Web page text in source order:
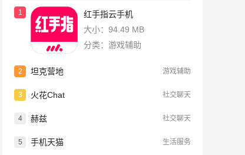
1
红手指云手机
大小：94.49 MB
分类：游戏辅助
2 坦克营地 游戏辅助
3 火花Chat 社交聊天
4 赫兹 社交聊天
5 手机天猫 生活服务